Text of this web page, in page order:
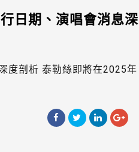
日期、演唱會消息深
度剖析 泰勒絲即將在2025年